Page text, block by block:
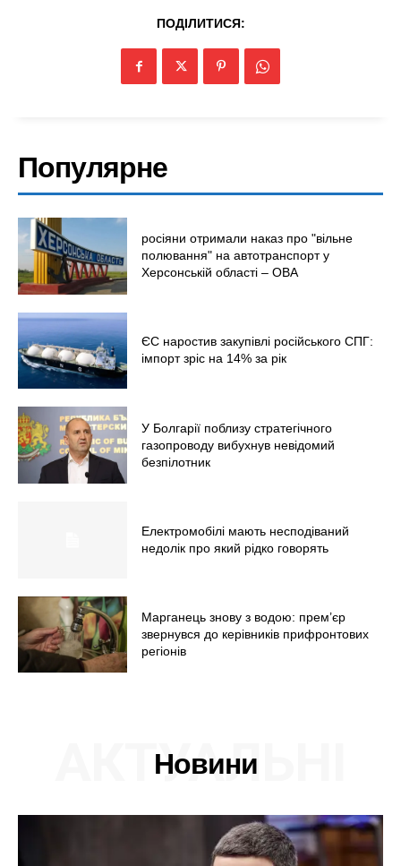
ПОДІЛИТИСЯ:
Популярне
росіяни отримали наказ про "вільне
полювання" на автотранспорт у
Херсонській області – ОВА
ЄС наростив закупівлі російського СПГ:
імпорт зріс на 14% за рік
У Болгарії поблизу стратегічного
газопроводу вибухнув невідомий
безпілотник
Електромобілі мають несподіваний
недолік про який рідко говорять
Марганець знову з водою: прем’єр
звернувся до керівників прифронтових
регіонів
Новини
АКТУАЛЬНІ